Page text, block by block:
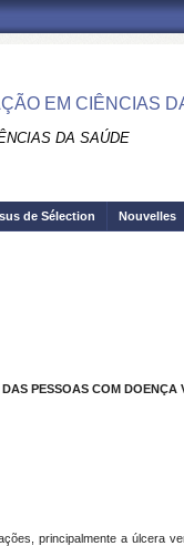
EM CIÊNCIAS
DA SAÚDE
de Sélection Nouvelles
PESSOAS COM
principalmente a úlcera